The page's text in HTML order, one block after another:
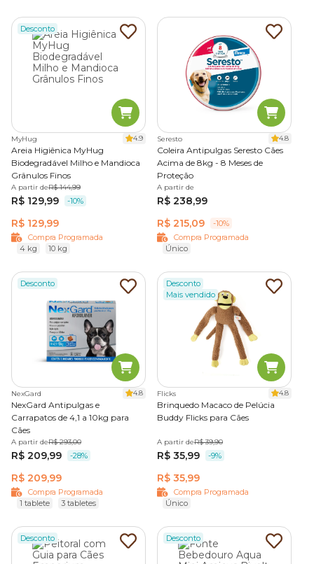
Desconto
MyHug 4.9
Areia Higiênica MyHug
Biodegradável Milho e Mandioca
Grânulos Finos
A partir deR$ 144,99
R$ 129,99 -10%
R$ 129,99
Compra Programada
4 kg
10 kg
Seresto 4.8
Coleira Antipulgas Seresto Cães
Acima de 8kg - 8 Meses de
Proteção
A partir de
R$ 238,99
R$ 215,09
-10%
Compra Programada
Único
Desconto
NexGard 4.8
NexGard Antipulgas e
Carrapatos de 4,1 a 10kg para
Cães
A partir deR$ 293,00
R$ 209,99 -28%
R$ 209,99
Compra Programada
1 tablete
3 tabletes
Desconto
Mais vendido
Flicks 4.8
Brinquedo Macaco de Pelúcia
Buddy Flicks para Cães
A partir deR$ 39,90
R$ 35,99 -9%
R$ 35,99
Compra Programada
Único
Desconto Desconto